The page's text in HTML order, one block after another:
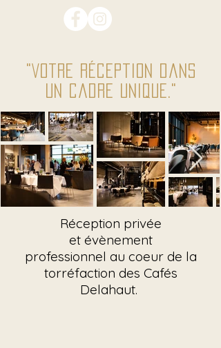
"Votre réception dans
un cadre unique."
Réception privée
et évènement
professionnel au coeur de la
torréfaction des Cafés
Delahaut.